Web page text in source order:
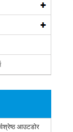
आउटडोर